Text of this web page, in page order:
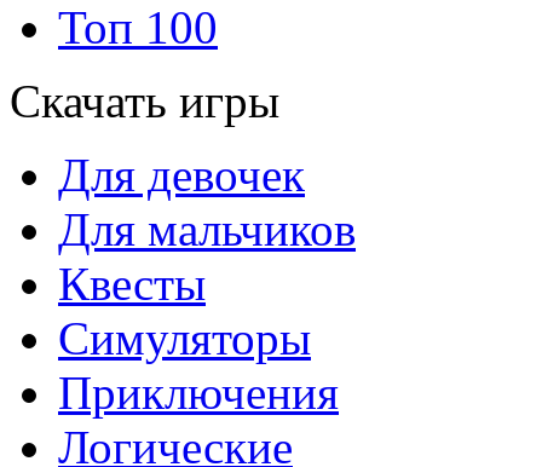
Топ 100
Скачать игры
Для девочек
Для мальчиков
Квесты
Симуляторы
Приключения
Логические